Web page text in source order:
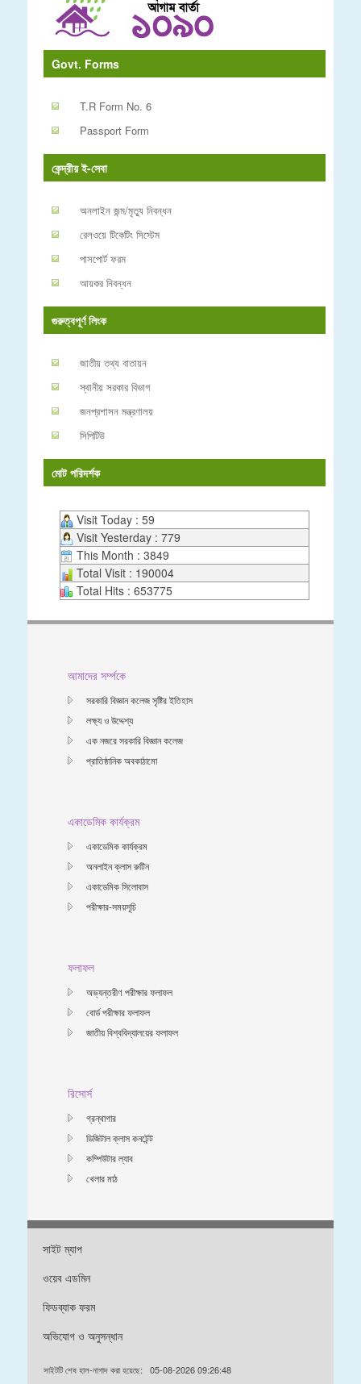
Govt. Forms
T.R Form No. 6
Passport Form
কেন্দ্রীয় ই-সেবা
অনলাইন জন্ম/মৃত্যু নিবন্ধন
রেলওয়ে টিকেটিং সিস্টেম
পাসপোর্ট ফরম
আয়কর নিবন্ধন
গুরুত্বপূর্ণ লিংক
জাতীয় তথ্য বাতায়ন
স্থানীয় সরকার বিভাগ
জনপ্রশাসন মন্ত্রণালয়
সিপিটিউ
মোট পরিদর্শক
Visit Today : 59
Visit Yesterday : 779
This Month : 3849
Total Visit : 190004
Total Hits : 653775
আমাদের সর্ম্পকে
সরকারি বিজ্ঞান কলেজ সৃষ্টির ইতিহাস
লক্ষ্য ও উদ্দেশ্য
এক নজরে সরকারি বিজ্ঞান কলেজ
প্রাতিষ্ঠানিক অবকাঠামো
একাডেমিক কার্যক্রম
একাডেমিক কার্যক্রম
অনলাইন ক্লাস রুটিন
একাডেমিক সিলোবাস
পরীক্ষার-সময়সূচি
ফলাফল
অভ্যন্তরীণ পরীক্ষার ফলাফল
বোর্ড পরীক্ষার ফলাফল
জাতীয় বিশ্ববিদ্যালয়ের ফলাফল
রিসোর্স
গ্রন্থাগার
ডিজিটাল ক্লাস কনটেন্ট
কম্পিউটার ল্যাব
খেলার মাঠ
সাইট ম্যাপ
ওয়েব এডমিন
ফিডব্যাক ফরম
অভিযোগ ও অনুসন্ধান
সাইটটি শেষ হাল-নাগাদ করা হয়েছে: 05-08-2026 09:26:48